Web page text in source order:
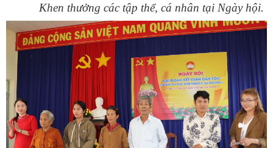
Khen thưởng các tập thể, cá nhân tại Ngày hội.